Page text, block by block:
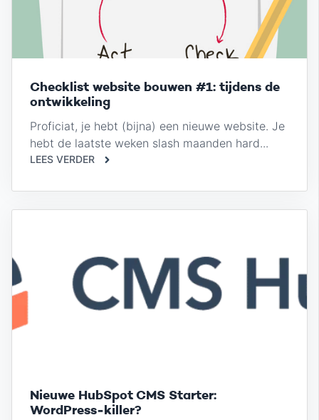
Checklist website bouwen #1: tijdens de
ontwikkeling
Proficiat, je hebt (bijna) een nieuwe website. Je
hebt de laatste weken slash maanden hard...
LEES VERDER
Nieuwe HubSpot CMS Starter:
WordPress-killer?